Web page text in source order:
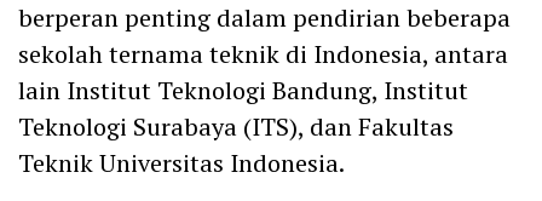
berperan penting dalam pendirian beberapa
sekolah ternama teknik di Indonesia, antara
lain Institut Teknologi Bandung, Institut
Teknologi Surabaya (ITS), dan Fakultas
Teknik Universitas Indonesia.